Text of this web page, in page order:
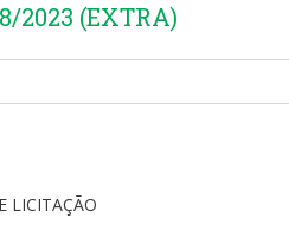
2023 (EXTRA)
LICITAÇÃO